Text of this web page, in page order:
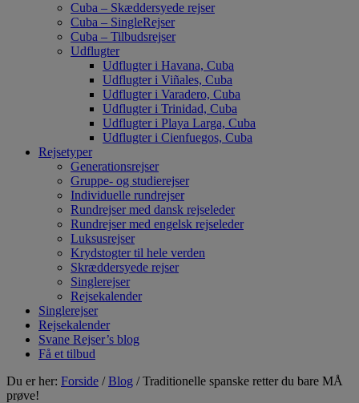
Cuba – Skæddersyede rejser
Cuba – SingleRejser
Cuba – Tilbudsrejser
Udflugter
Udflugter i Havana, Cuba
Udflugter i Viñales, Cuba
Udflugter i Varadero, Cuba
Udflugter i Trinidad, Cuba
Udflugter i Playa Larga, Cuba
Udflugter i Cienfuegos, Cuba
Rejsetyper
Generationsrejser
Gruppe- og studierejser
Individuelle rundrejser
Rundrejser med dansk rejseleder
Rundrejser med engelsk rejseleder
Luksusrejser
Krydstogter til hele verden
Skræddersyede rejser
Singlerejser
Rejsekalender
Singlerejser
Rejsekalender
Svane Rejser’s blog
Få et tilbud
Du er her: Forside /Blog / Traditionelle spanske retter du bare MÅ
prøve!